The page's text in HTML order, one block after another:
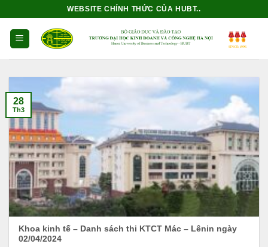
dung
WEBSITE CHÍNH THỨC CỦA HUBT..
Khoa kinh tế – Danh sách thi KTCT Mác – Lênin ngày
02/04/2024
28
Th3